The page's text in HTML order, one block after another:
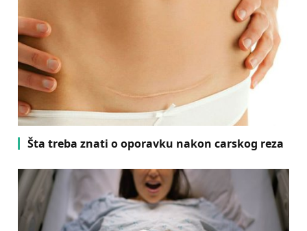
Šta treba znati o oporavku nakon carskog reza